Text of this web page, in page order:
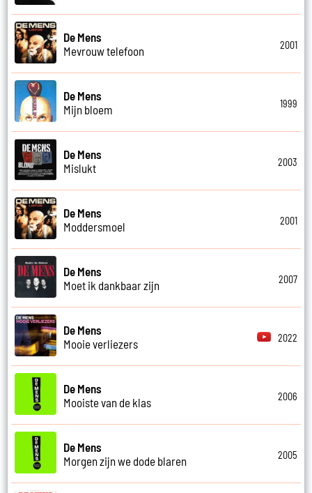
De Mens
Mevrouw telefoon
2001
De Mens
Mijn bloem
1999
De Mens
Mislukt
2003
De Mens
Moddersmoel
2001
De Mens
Moet ik dankbaar zijn
2007
De Mens
Mooie verliezers
2022
De Mens
Mooiste van de klas
2006
De Mens
Morgen zijn we dode blaren
2005